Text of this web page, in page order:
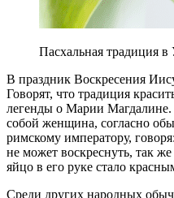
Пасхальная традиция
В праздник Воскресения
Говорят, что традиция
легенды о Марии
собой женщина, согласно
римскому императору,
не может воскреснуть, так
яйцо в его руке стало
Среди других народных